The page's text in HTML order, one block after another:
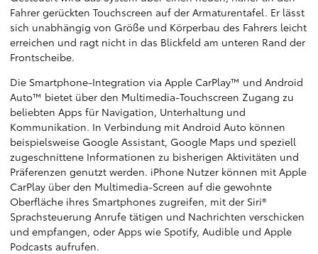
Fahrer gerückten Touchscreen auf der Armaturentafel. Er lässt
sich unabhängig von Größe und Körperbau des Fahrers leicht
erreichen und ragt nicht in das Blickfeld am unteren Rand der
Frontscheibe.
Die Smartphone-Integration via Apple CarPlay™ und Android
Auto™ bietet über den Multimedia-Touchscreen Zugang zu
beliebten Apps für Navigation, Unterhaltung und
Kommunikation. In Verbindung mit Android Auto können
beispielsweise Google Assistant, Google Maps und speziell
zugeschnittene Informationen zu bisherigen Aktivitäten und
Präferenzen genutzt werden. iPhone Nutzer können mit Apple
CarPlay über den Multimedia-Screen auf die gewohnte
Oberfläche ihres Smartphones zugreifen, mit der Siri®
Sprachsteuerung Anrufe tätigen und Nachrichten verschicken
und empfangen, oder Apps wie Spotify, Audible und Apple
Podcasts aufrufen.